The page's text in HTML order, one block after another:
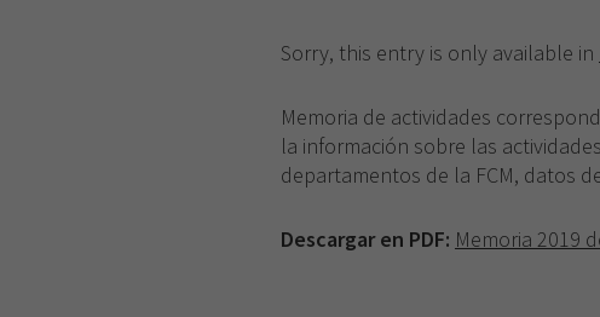
Sorry, this entry is only available in
Memoria de actividades
la información sobre las
departamentos de la FCM, datos
Descargar en PDF: Memoria 2019